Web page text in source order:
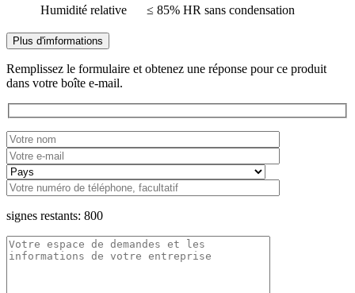
Humidité relative
≤ 85% HR sans condensation
Plus d'imformations
Remplissez le formulaire et obtenez une réponse pour ce produit
dans votre boîte e-mail.
signes restants: 800